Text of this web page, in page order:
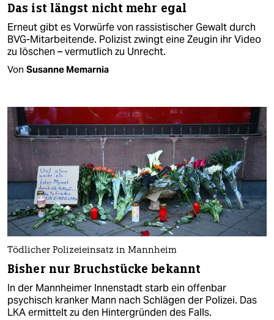
Das ist längst nicht mehr egal
Erneut gibt es Vorwürfe von rassistischer Gewalt durch
BVG-Mitarbeitende. Polizist zwingt eine Zeugin ihr Video
zu löschen – vermutlich zu Unrecht.
Von Susanne Memarnia
Tödlicher Polizeieinsatz in Mannheim
Bisher nur Bruchstücke bekannt
In der Mannheimer Innenstadt starb ein offenbar
psychisch kranker Mann nach Schlägen der Polizei. Das
LKA ermittelt zu den Hintergründen des Falls.